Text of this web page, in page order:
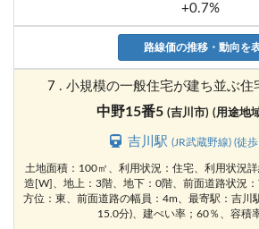
+0.7%
路線価の推移・動向を
7 . 小規模の一般住宅が建ち並ぶ
中野15番5 (吉川市) (用途地
吉川駅(JR武蔵野線) (徒
土地面積：100㎡、利用状況：住宅、利用状況
造[W]、地上：3階、地下：0階、前面道路状況
方位：東、前面道路の幅員：4m、最寄駅：吉川
15.0分)、建ぺい率；60％、容積